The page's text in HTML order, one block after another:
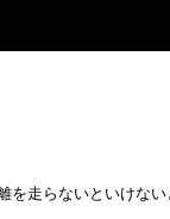
走らないといけな